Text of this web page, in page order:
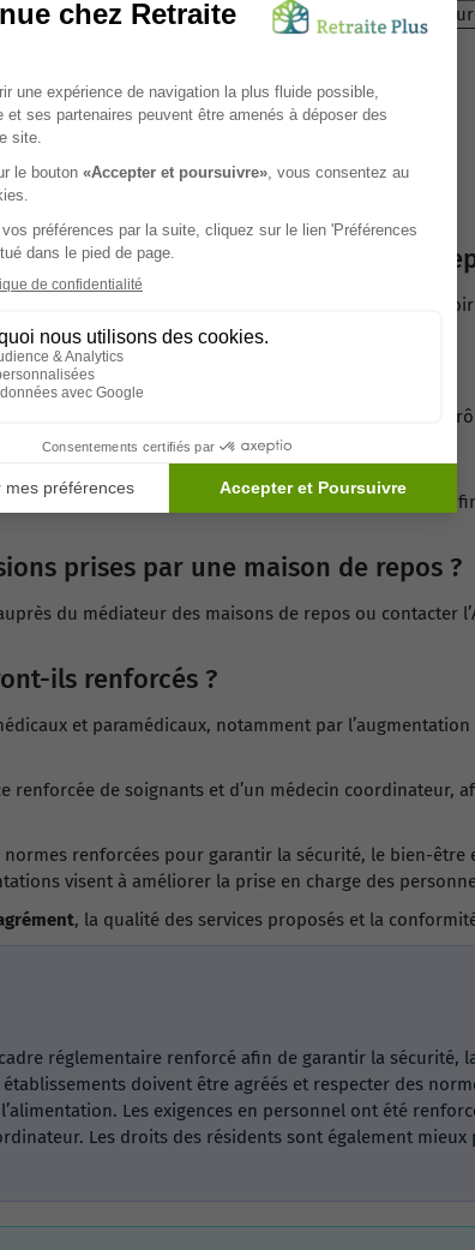
Inspection sanitaire et mise en
respect des normes en maison de
faire l’objet d’amendes, de mises en demeure,
agréée ?
qui met régulièrement à jour la liste selon les
avec ces nouvelles normes ?
entraîner une hausse des tarifs. Toutefois, des aides
prises par une maison de repos ?
du médiateur des maisons de repos ou contacter
ils renforcés ?
et paramédicaux, notamment par
renforcée de soignants et d’un médecin coordinateur,
renforcées pour garantir la sécurité, le bien-être
visent à améliorer la prise en charge des
, la qualité des services proposés et la
réglementaire renforcé afin de garantir la sécurité,
doivent être agréés et respecter des
Les exigences en personnel ont été
Les droits des résidents sont également mieux